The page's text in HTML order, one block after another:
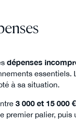
dépenses
à sa situation.
3 000 et 15 000 €
premier palier, puis